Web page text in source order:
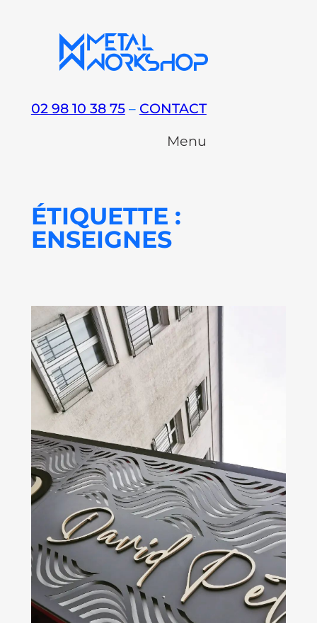
contenu
02 98 10 38 75– CONTACT
Menu
ÉTIQUETTE :
ENSEIGNES